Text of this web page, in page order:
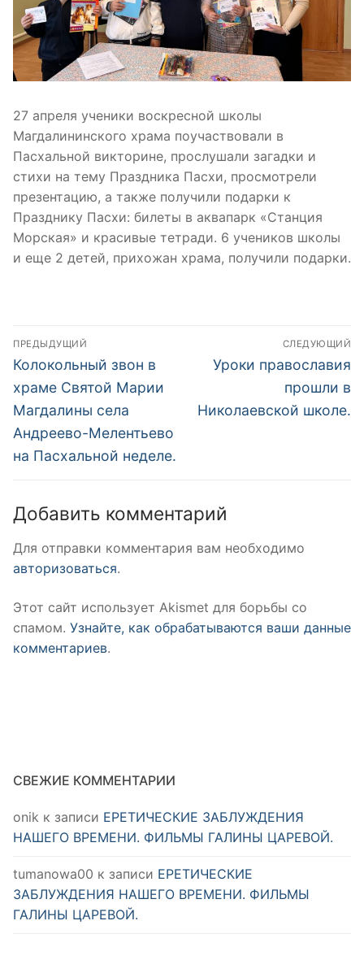
27 апреля ученики воскресной школы
Магдалининского храма поучаствовали в
Пасхальной викторине, прослушали загадки и
стихи на тему Праздника Пасхи, просмотрели
презентацию, а также получили подарки к
Празднику Пасхи: билеты в аквапарк «Станция
Морская» и красивые тетради. 6 учеников школы
и еще 2 детей, прихожан храма, получили подарки.
Навигация
по
записям
ПРЕДЫДУЩИЙ
Предыдущая
запись:
Колокольный звон в
храме Святой Марии
Магдалины села
Андреево-Мелентьево
на Пасхальной неделе.
СЛЕДУЮЩИЙ
Следующая
Уроки православия
прошли в
Николаевской школе.
Добавить комментарий
Для отправки комментария вам необходимо
авторизоваться.
Этот сайт использует Akismet для борьбы со
спамом. Узнайте, как обрабатываются ваши данные
комментариев.
СВЕЖИЕ КОММЕНТАРИИ
onik к записи ЕРЕТИЧЕСКИЕ ЗАБЛУЖДЕНИЯ
НАШЕГО ВРЕМЕНИ. ФИЛЬМЫ ГАЛИНЫ ЦАРЕВОЙ.
tumanowa00 к записи ЕРЕТИЧЕСКИЕ
ЗАБЛУЖДЕНИЯ НАШЕГО ВРЕМЕНИ. ФИЛЬМЫ
ГАЛИНЫ ЦАРЕВОЙ.